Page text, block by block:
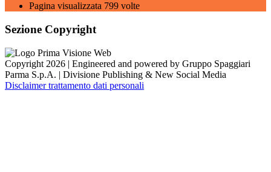
Pagina visualizzata 799 volte
Sezione Copyright
Copyright 2026 | Engineered and powered by Gruppo Spaggiari
Parma S.p.A. | Divisione Publishing & New Social Media
Disclaimer trattamento dati personali